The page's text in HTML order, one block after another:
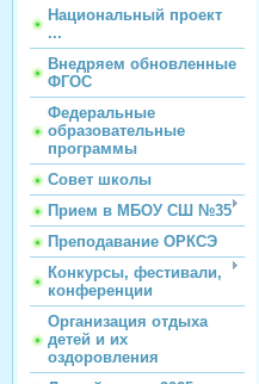
Национальный проект
...
Внедряем обновленные
ФГОС
Федеральные
образовательные
программы
Совет школы
Прием в МБОУ СШ №35
Преподавание ОРКСЭ
Конкурсы, фестивали,
конференции
Организация отдыха
детей и их
оздоровления